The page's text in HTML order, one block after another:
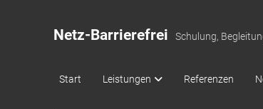
Netz-Barrierefrei Schulung,
Start Leistungen Referenzen